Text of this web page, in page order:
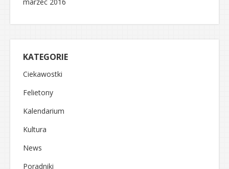
KATEGORIE
Ciekawostki
Felietony
Kalendarium
Kultura
News
Poradniki